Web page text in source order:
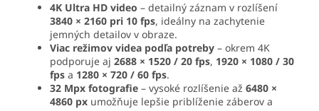
4K Ultra HD video – detailný záznam v rozlíšení
3840 × 2160 pri 10 fps, ideálny na zachytenie
jemných detailov v obraze.
Viac režimov videa podľa potreby – okrem 4K
podporuje aj 2688 × 1520 / 20 fps, 1920 × 1080 / 30
fps a 1280 × 720 / 60 fps.
32 Mpx fotografie – vysoké rozlíšenie až 6480 ×
4860 px umožňuje lepšie priblíženie záberov a